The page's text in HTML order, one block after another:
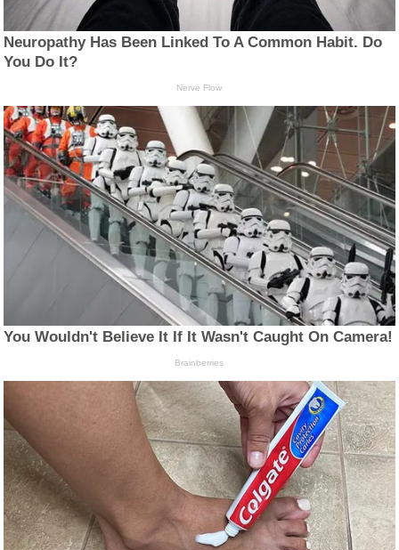
Neuropathy Has Been Linked To A Common Habit. Do
You Do It?
Nerve Flow
You Wouldn't Believe It If It Wasn't Caught On Camera!
Brainberries